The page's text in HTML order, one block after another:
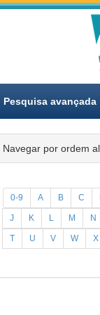
Pesquisa avançada
Navegar por ordem
0-9 A B C
J K L M N
T U V W X